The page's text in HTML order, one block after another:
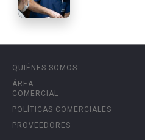
QUIÉNES SOMOS
ÁREA
COMERCIAL
POLÍTICAS COMERCIALES
PROVEEDORES